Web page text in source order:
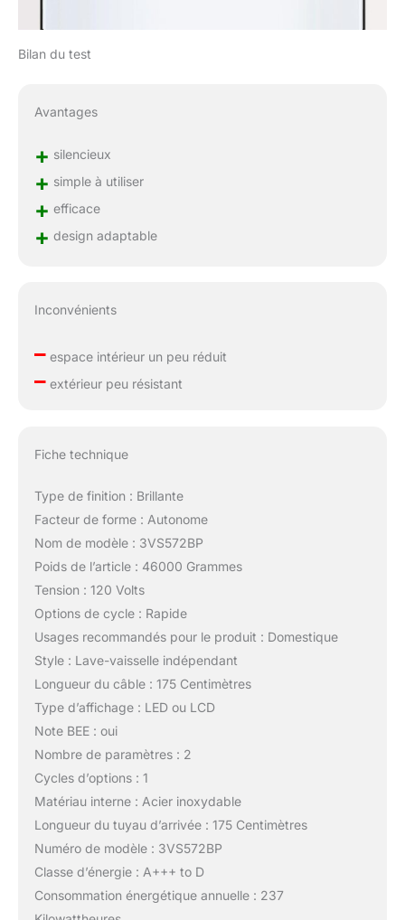
Bilan du test
Avantages
+ silencieux
+ simple à utiliser
+ efficace
+ design adaptable
Inconvénients
–espace intérieur un peu réduit
–extérieur peu résistant
Fiche technique
Type de finition : Brillante
Facteur de forme : Autonome
Nom de modèle : 3VS572BP
Poids de l’article : 46000 Grammes
Tension : 120 Volts
Options de cycle : Rapide
Usages recommandés pour le produit : Domestique
Style : Lave-vaisselle indépendant
Longueur du câble : 175 Centimètres
Type d’affichage : LED ou LCD
Note BEE : oui
Nombre de paramètres : 2
Cycles d’options : 1
Matériau interne : Acier inoxydable
Longueur du tuyau d’arrivée : 175 Centimètres
Numéro de modèle : 3VS572BP
Classe d’énergie : A+++ to D
Consommation énergétique annuelle : 237